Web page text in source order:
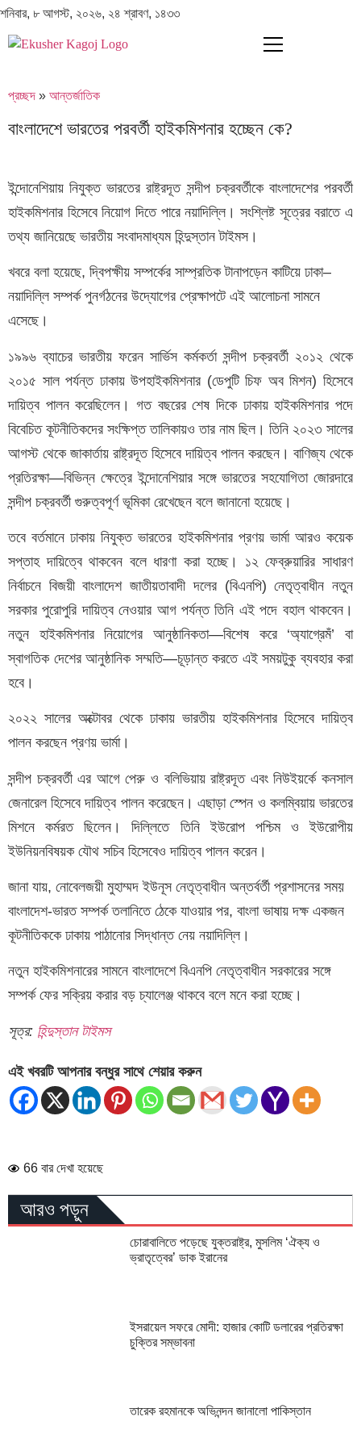
শনিবার, ৮ আগস্ট, ২০২৬, ২৪ শ্রাবণ, ১৪৩৩
প্রচ্ছদ » আন্তর্জাতিক
বাংলাদেশে ভারতের পরবর্তী হাইকমিশনার হচ্ছেন কে?
ইন্দোনেশিয়ায় নিযুক্ত ভারতের রাষ্ট্রদূত সন্দীপ চক্রবর্তীকে বাংলাদেশের পরবর্তী
হাইকমিশনার হিসেবে নিয়োগ দিতে পারে নয়াদিল্লি। সংশ্লিষ্ট সূত্রের বরাতে এ
তথ্য জানিয়েছে ভারতীয় সংবাদমাধ্যম হিন্দুস্তান টাইমস।
খবরে বলা হয়েছে, দ্বিপক্ষীয় সম্পর্কের সাম্প্রতিক টানাপড়েন কাটিয়ে ঢাকা–
নয়াদিল্লি সম্পর্ক পুনর্গঠনের উদ্যোগের প্রেক্ষাপটে এই আলোচনা সামনে
এসেছে।
১৯৯৬ ব্যাচের ভারতীয় ফরেন সার্ভিস কর্মকর্তা সন্দীপ চক্রবর্তী ২০১২ থেকে
২০১৫ সাল পর্যন্ত ঢাকায় উপহাইকমিশনার (ডেপুটি চিফ অব মিশন) হিসেবে
দায়িত্ব পালন করেছিলেন। গত বছরের শেষ দিকে ঢাকায় হাইকমিশনার পদে
বিবেচিত কূটনীতিকদের সংক্ষিপ্ত তালিকায়ও তার নাম ছিল। তিনি ২০২৩ সালের
আগস্ট থেকে জাকার্তায় রাষ্ট্রদূত হিসেবে দায়িত্ব পালন করছেন। বাণিজ্য থেকে
প্রতিরক্ষা—বিভিন্ন ক্ষেত্রে ইন্দোনেশিয়ার সঙ্গে ভারতের সহযোগিতা জোরদারে
সন্দীপ চক্রবর্তী গুরুত্বপূর্ণ ভূমিকা রেখেছেন বলে জানানো হয়েছে।
তবে বর্তমানে ঢাকায় নিযুক্ত ভারতের হাইকমিশনার প্রণয় ভার্মা আরও কয়েক
সপ্তাহ দায়িত্বে থাকবেন বলে ধারণা করা হচ্ছে। ১২ ফেব্রুয়ারির সাধারণ
নির্বাচনে বিজয়ী বাংলাদেশ জাতীয়তাবাদী দলের (বিএনপি) নেতৃত্বাধীন নতুন
সরকার পুরোপুরি দায়িত্ব নেওয়ার আগ পর্যন্ত তিনি এই পদে বহাল থাকবেন।
নতুন হাইকমিশনার নিয়োগের আনুষ্ঠানিকতা—বিশেষ করে ‘অ্যাগ্রেমঁ’ বা
স্বাগতিক দেশের আনুষ্ঠানিক সম্মতি—চূড়ান্ত করতে এই সময়টুকু ব্যবহার করা
হবে।
২০২২ সালের অক্টোবর থেকে ঢাকায় ভারতীয় হাইকমিশনার হিসেবে দায়িত্ব
পালন করছেন প্রণয় ভার্মা।
সন্দীপ চক্রবর্তী এর আগে পেরু ও বলিভিয়ায় রাষ্ট্রদূত এবং নিউইয়র্কে কনসাল
জেনারেল হিসেবে দায়িত্ব পালন করেছেন। এছাড়া স্পেন ও কলম্বিয়ায় ভারতের
মিশনে কর্মরত ছিলেন। দিল্লিতে তিনি ইউরোপ পশ্চিম ও ইউরোপীয়
ইউনিয়নবিষয়ক যৌথ সচিব হিসেবেও দায়িত্ব পালন করেন।
জানা যায়, নোবেলজয়ী মুহাম্মদ ইউনূস নেতৃত্বাধীন অন্তর্বর্তী প্রশাসনের সময়
বাংলাদেশ-ভারত সম্পর্ক তলানিতে ঠেকে যাওয়ার পর, বাংলা ভাষায় দক্ষ একজন
কূটনীতিককে ঢাকায় পাঠানোর সিদ্ধান্ত নেয় নয়াদিল্লি।
নতুন হাইকমিশনারের সামনে বাংলাদেশে বিএনপি নেতৃত্বাধীন সরকারের সঙ্গে
সম্পর্ক ফের সক্রিয় করার বড় চ্যালেঞ্জ থাকবে বলে মনে করা হচ্ছে।
সূত্র: হিন্দুস্তান টাইমস
এই খবরটি আপনার বন্ধুর সাথে শেয়ার করুন
66 বার দেখা হয়েছে
আরও পড়ুন
চোরাবালিতে পড়েছে যুক্তরাষ্ট্র, মুসলিম ‘ঐক্য ও
ভ্রাতৃত্বের’ ডাক ইরানের
ইসরায়েল সফরে মোদী: হাজার কোটি ডলারের প্রতিরক্ষা
চুক্তির সম্ভাবনা
তারেক রহমানকে অভিনন্দন জানালো পাকিস্তান